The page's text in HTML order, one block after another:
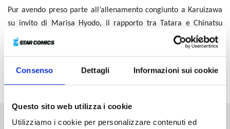
Consenso Dettagli Informazioni sui cookie
Questo sito web utilizza i cookie
Utilizziamo i cookie per personalizzare contenuti ed
Pur avendo preso parte all’allenamento congiunto a Karuizawa
su invito di Marisa Hyodo, il rapporto tra Tatara e Chinatsu
sembra ormai destinato solo a peggiorare e la coppia è sull’orlo
, però, il Torneo di Danza Sportiva di